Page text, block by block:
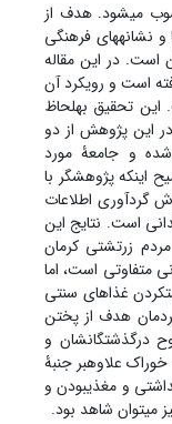
می‏شود. هدف از
نشانه‏های فرهنگی
است. در این مقاله
است و رویکرد آن
این تحقیق به‏لحاظ
در این پژوهش از دو
و جامعۀ مورد
اینکه پژوهشگر با
گرد‌آوری اطلاعات
است. نتایج این
زرتشتی کرمان
متفاوتی است، اما
غذاهای سنتی
هدف از پختن
درگذشتگانشان و
علاوه‏بر جنبۀ
و مغذی‏بودن و
می‏توان شاهد بود.